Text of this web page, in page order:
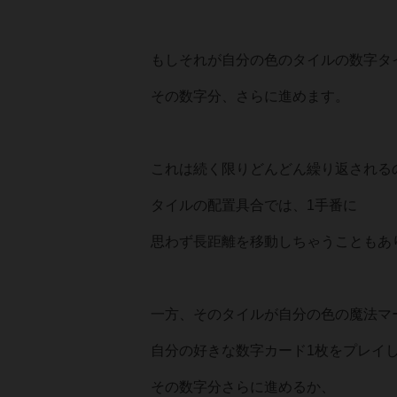
もしそれが自分の色のタイルの数字タ
その数字分、さらに進めます。
これは続く限りどんどん繰り返される
タイルの配置具合では、1手番に
思わず長距離を移動しちゃうこともあ
一方、そのタイルが自分の色の魔法マ
自分の好きな数字カード1枚をプレイ
その数字分さらに進めるか、